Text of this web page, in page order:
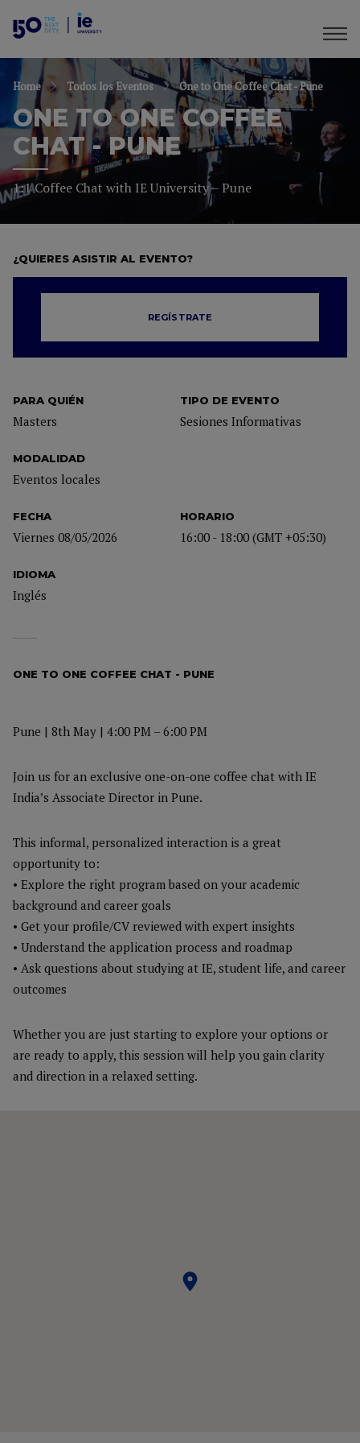
Home Todos los Eventos One to One Coffee Chat - Pune
ONE TO ONE COFFEE
CHAT - PUNE
1:1 Coffee Chat with IE University – Pune
PARA QUIÉN
Masters
TIPO DE EVENTO
Sesiones Informativas
MODALIDAD
Eventos locales
FECHA
Viernes 08/05/2026
HORARIO
16:00 - 18:00 (GMT +05:30)
IDIOMA
Inglés
¿QUIERES ASISTIR AL EVENTO?
REGÍSTRATE
ONE TO ONE COFFEE CHAT - PUNE
Pune | 8th May | 4:00 PM – 6:00 PM
Join us for an exclusive one-on-one coffee chat with IE
India’s Associate Director in Pune.
This informal, personalized interaction is a great
opportunity to:
• Explore the right program based on your academic
background and career goals
• Get your profile/CV reviewed with expert insights
• Understand the application process and roadmap
• Ask questions about studying at IE, student life, and career
outcomes
Whether you are just starting to explore your options or
are ready to apply, this session will help you gain clarity
and direction in a relaxed setting.